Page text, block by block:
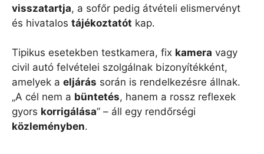
visszatartja, a sofőr pedig átvételi elismervényt
és hivatalos tájékoztatót kap.
Tipikus esetekben testkamera, fix kamera vagy
civil autó felvételei szolgálnak bizonyítékként,
amelyek a eljárás során is rendelkezésre állnak.
„A cél nem a büntetés, hanem a rossz reflexek
gyors korrigálása” – áll egy rendőrségi
közleményben.